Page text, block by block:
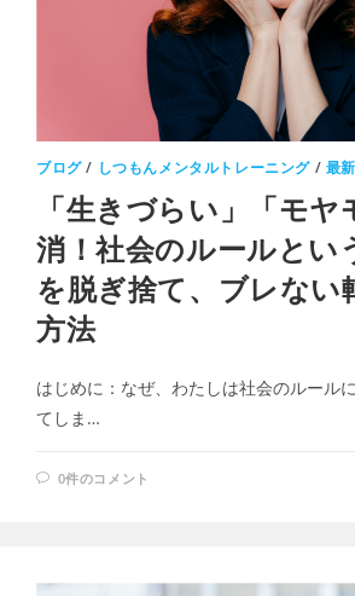
ブログ/ しつもんメンタルトレーニング / 最
「生きづらい」「モ
消！社会のルールとい
を脱ぎ捨て、ブレない
方法
はじめに：なぜ、わたしは社会のルール
てしま…
0件のコメント